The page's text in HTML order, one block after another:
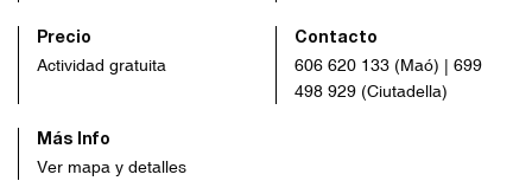
Precio
Actividad gratuita
Contacto
606 620 133 (Maó) | 699
498 929 (Ciutadella)
Más Info
Ver mapa y detalles